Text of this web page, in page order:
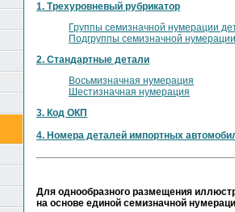
1. Трехуровневый рубрикатор
Группы семизначной нумерации
Подгруппы семизначной
2. Стандартные детали
Восьмизначная нумерация
Шестизначная нумерация
3. Код ОКП
4. Номера деталей импортных
Для однообразного размещения
на основе единой семизначной